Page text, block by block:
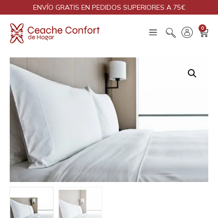
ENVÍO GRATIS EN PEDIDOS SUPERIORES A 75€
0